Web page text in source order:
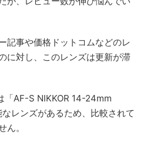
記事や価格ドットコムなどのレ
に対し、このレンズは更新が滞
「AF-S NIKKOR 14-24mm
レンズがあるため、比較されて
ん。